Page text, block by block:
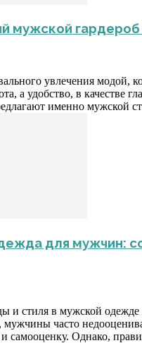
мужской
увлечения модой,
а удобство, в качестве
именно мужской
для мужчин:
и стиля в мужской одежде
мужчины часто
самооценку. Однако,